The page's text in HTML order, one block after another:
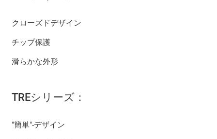
クローズドデザイン
チップ保護
滑らかな外形
TREシリーズ：
"簡単"-デザイン